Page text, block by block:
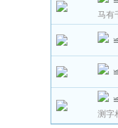
马有
测字